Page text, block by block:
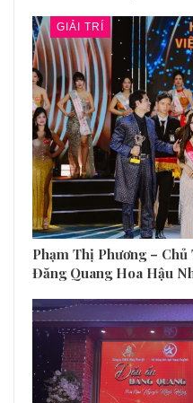
GIẢI TRÍ
Phạm Thị Phương –
Đăng Quang Hoa Hậu